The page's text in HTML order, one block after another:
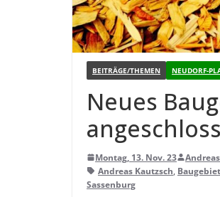
BEITRÄGE/THEMEN NEUDORF-
Neues
Montag, 13. Nov. 23
Andreas Kautzsch, Baugebiet
Sassenburg